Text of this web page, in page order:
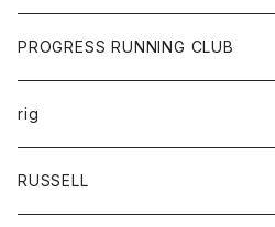
パンツ
カットソー
コート
エプロン
キッズ
オーバーオール
ボトム
PROGRESS RUNNING CLUB
トップス
Tシャツ
グッズ
rig
RUSSELL